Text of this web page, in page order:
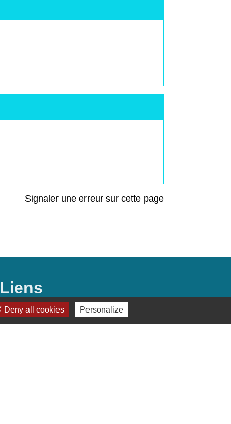
Signaler une erreur sur cette page
Liens
Préfecture de Seine-et-Marne
Deny all cookies Personalize